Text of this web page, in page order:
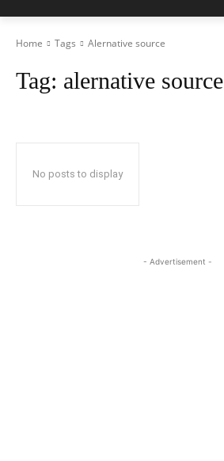
Home Tags Alernative source
Tag: alernative source
No posts to display
- Advertisement -